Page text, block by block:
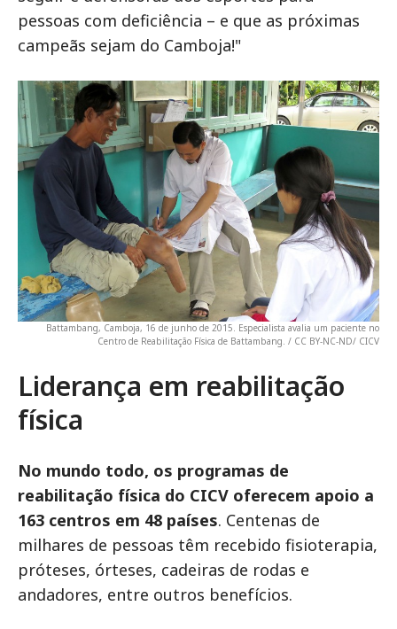
pessoas com deficiência – e que as próximas
campeãs sejam do Camboja!"
Battambang, Camboja, 16 de junho de 2015. Especialista avalia um paciente no
Centro de Reabilitação Física de Battambang. / CC BY-NC-ND/ CICV
Liderança em reabilitação
física
No mundo todo, os programas de
reabilitação física do CICV oferecem apoio a
163 centros em 48 países. Centenas de
milhares de pessoas têm recebido fisioterapia,
próteses, órteses, cadeiras de rodas e
andadores, entre outros benefícios.